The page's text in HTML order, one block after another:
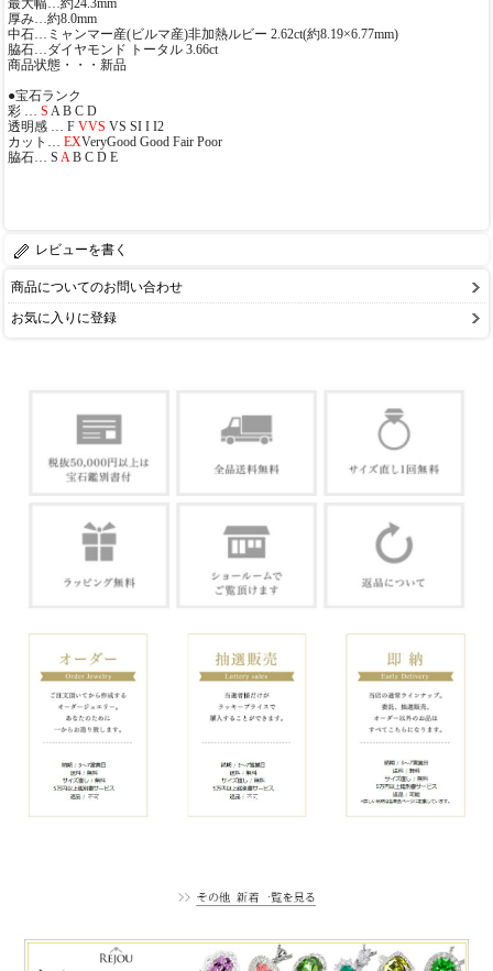
最大幅…約24.3mm
厚み…約8.0mm
中石…ミャンマー産(ビルマ産)非加熱ルビー 2.62ct(約8.19×6.77mm)
脇石…ダイヤモンド トータル 3.66ct
商品状態・・・新品
●宝石ランク
彩 … S A B C D
透明感 … F VVS VS SI I I2
カット… EXVeryGood Good Fair Poor
脇石… S AB C D E
レビューを書く
商品についてのお問い合わせ
お気に入りに登録